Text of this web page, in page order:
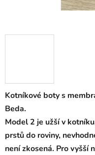
Kotníkové boty s
Beda.
Model 2 je užší v
prstů do roviny,
není zkosená. Pro vyšší